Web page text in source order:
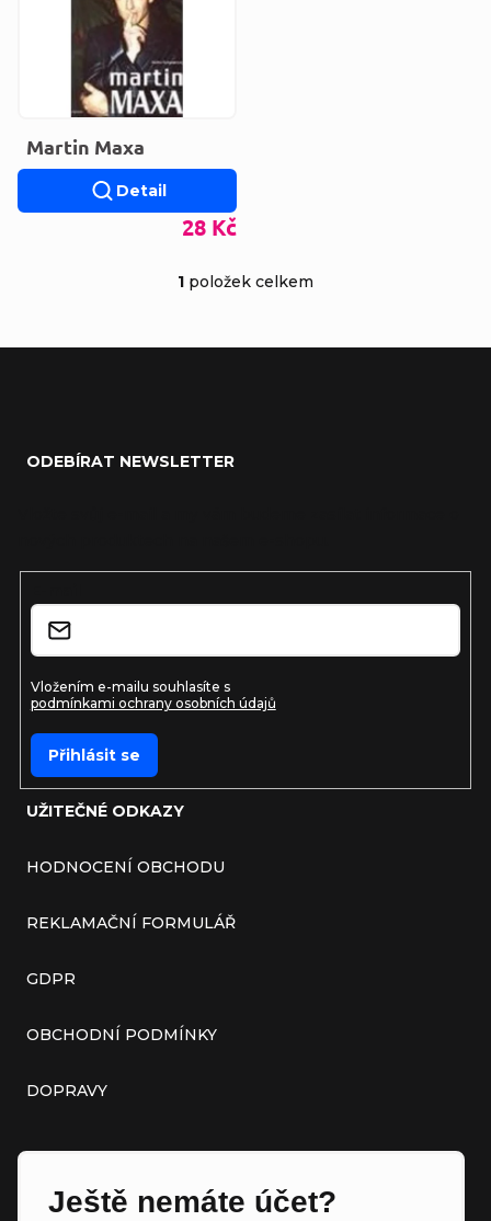
Martin Maxa
28 Kč
Detail
1 položek celkem
UŽITEČNÉ ODKAZY
HODNOCENÍ OBCHODU
REKLAMAČNÍ FORMULÁŘ
GDPR
OBCHODNÍ PODMÍNKY
DOPRAVY
Ještě nemáte účet?
ODEBÍRAT NEWSLETTER
Vložením e-mailu souhlasíte s
podmínkami ochrany osobních údajů
Přihlásit se